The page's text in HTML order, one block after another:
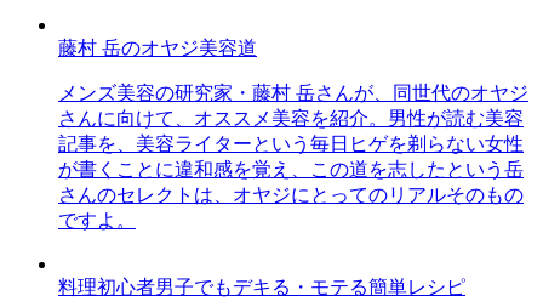
藤村 岳のオヤジ美容道
メンズ美容の研究家・藤村 岳さんが、同世代のオヤジ
さんに向けて、オススメ美容を紹介。男性が読む美容
記事を、美容ライターという毎日ヒゲを剃らない女性
が書くことに違和感を覚え、この道を志したという岳
さんのセレクトは、オヤジにとってのリアルそのもの
ですよ。
料理初心者男子でもデキる・モテる簡単レシピ